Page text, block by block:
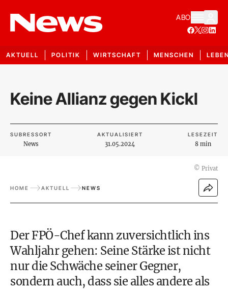
ABO
AKTUELL POLITIK WIRTSCHAFT MENSCHEN
Keine Allianz gegen Kickl
SUBRESSORT
News
AKTUALISIERT
31.05.2024
LESEZEIT
8 min
© Privat
HOME AKTUELL NEWS
DerFPÖ-Chef kann zuversichtlich ins
Wahljahr gehen: Seine Stärke ist nicht
nur die Schwäche seiner Gegner,
sondern auch, dass sie alles andere als